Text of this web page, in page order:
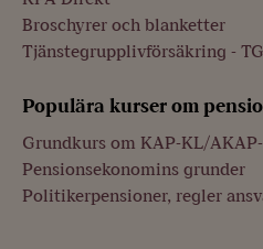
Broschyrer och blanketter
Tjänstegrupplivförsäkring -
Populära kurser om
Grundkurs om KAP-KL/
Pensionsekonomins grunder
Politikerpensioner, regler